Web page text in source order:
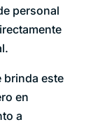
personal
brinda este
en
a